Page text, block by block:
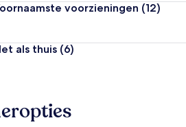
voorzieningen (12)
als thuis (6)